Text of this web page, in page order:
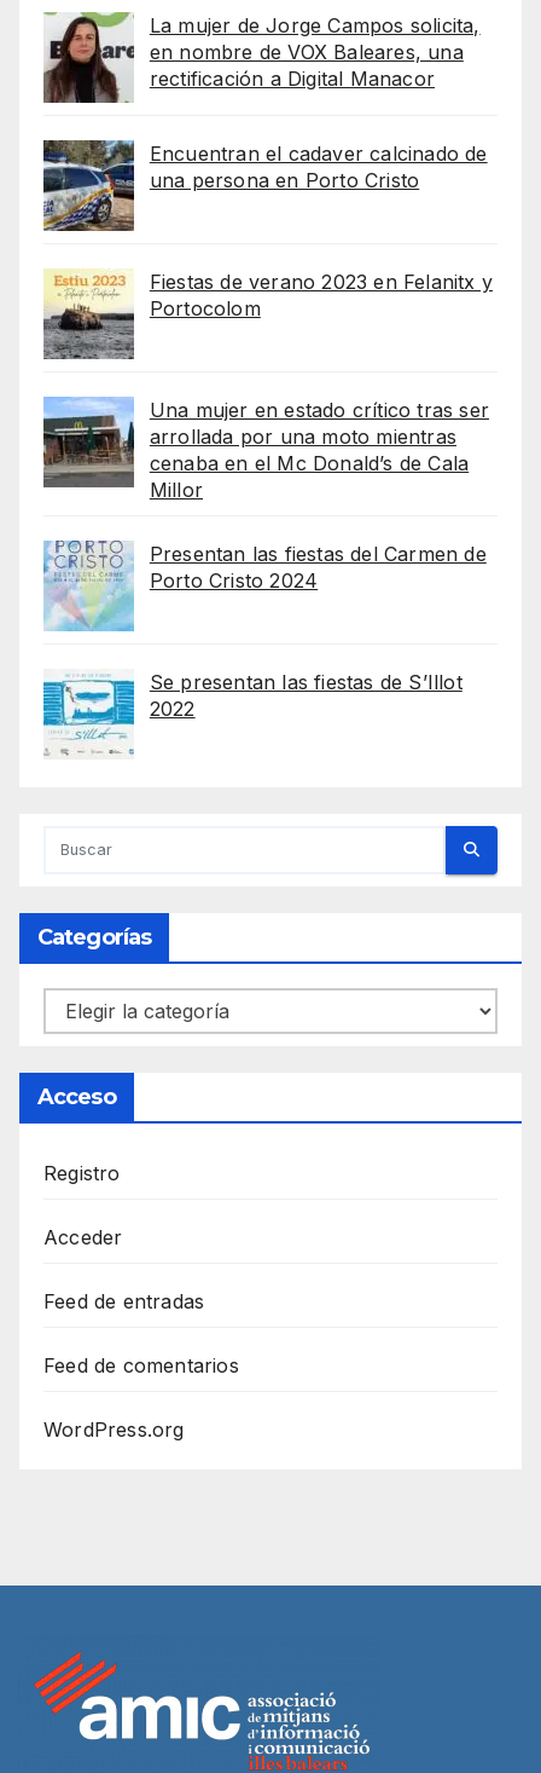
La mujer de Jorge Campos solicita,
en nombre de VOX Baleares, una
rectificación a Digital Manacor
Encuentran el cadaver calcinado de
una persona en Porto Cristo
Fiestas de verano 2023 en Felanitx y
Portocolom
Una mujer en estado crítico tras ser
arrollada por una moto mientras
cenaba en el Mc Donald’s de Cala
Millor
Presentan las fiestas del Carmen de
Porto Cristo 2024
Se presentan las fiestas de S’Illot
2022
Categorías
Categorías
Acceso
Registro
Acceder
Feed de entradas
Feed de comentarios
WordPress.org